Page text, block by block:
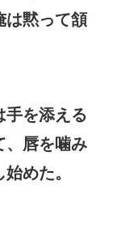
は黙って頷
手を添える
、唇を噛み
めた。